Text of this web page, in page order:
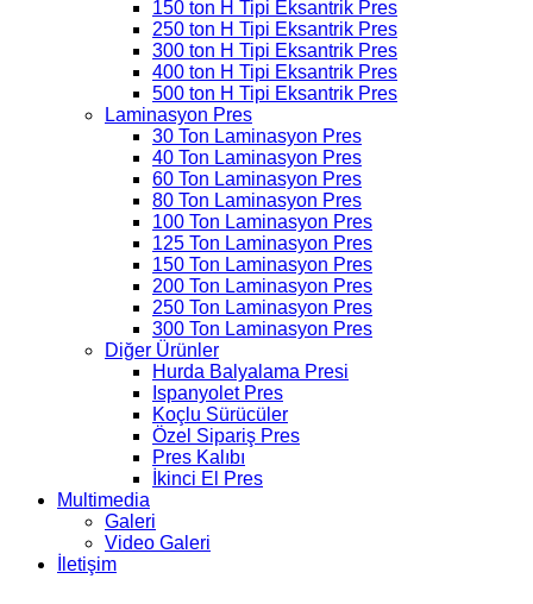
150 ton H Tipi Eksantrik Pres
250 ton H Tipi Eksantrik Pres
300 ton H Tipi Eksantrik Pres
400 ton H Tipi Eksantrik Pres
500 ton H Tipi Eksantrik Pres
Laminasyon Pres
30 Ton Laminasyon Pres
40 Ton Laminasyon Pres
60 Ton Laminasyon Pres
80 Ton Laminasyon Pres
100 Ton Laminasyon Pres
125 Ton Laminasyon Pres
150 Ton Laminasyon Pres
200 Ton Laminasyon Pres
250 Ton Laminasyon Pres
300 Ton Laminasyon Pres
Diğer Ürünler
Hurda Balyalama Presi
Ispanyolet Pres
Koçlu Sürücüler
Özel Sipariş Pres
Pres Kalıbı
İkinci El Pres
Multimedia
Galeri
Video Galeri
İletişim